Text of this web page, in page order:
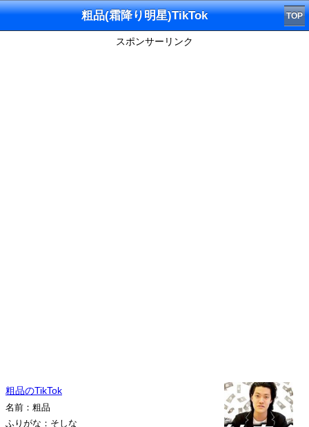
粗品(霜降り明星)TikTok TOP
スポンサーリンク
粗品のTikTok
名前：粗品
ふりがな：そしな